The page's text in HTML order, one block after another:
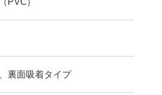
裏面吸着タイプ